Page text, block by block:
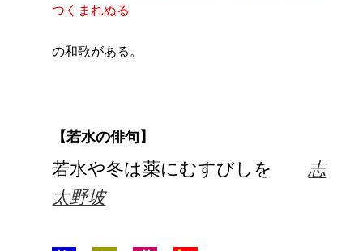
つくまれぬる
の和歌がある。
【若水の俳句】
若水や冬は薬にむすびしを 志
太野坡